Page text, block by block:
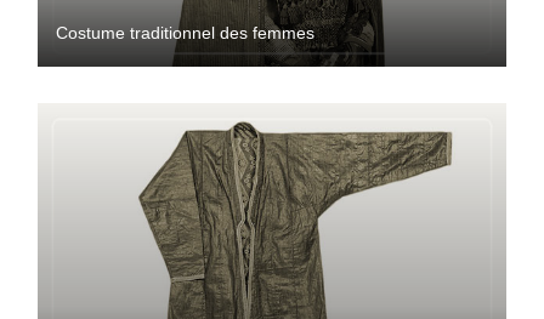
Costume traditionnel des femmes